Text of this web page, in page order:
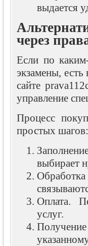
выдается
через
Если по
экзамены,
сайте
управление
Процесс
простых шагов:
выбирает
Оплата.
услуг.
Получение